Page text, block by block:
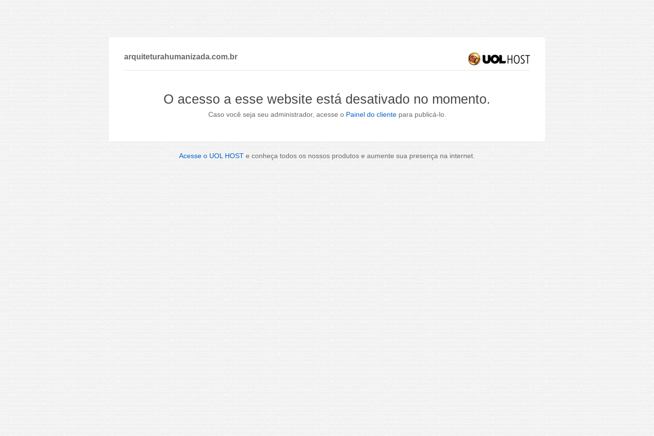
arquiteturahumanizada.com.br
O acesso a esse website está desativado no momento.
Caso você seja seu administrador, acesse o Painel do clientepara publicá-lo.
Acesse o UOL HOST e conheça todos os nossos produtos e aumente sua presença na internet.